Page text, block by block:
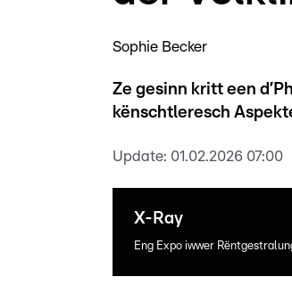
Sophie Becker
Ze gesinn kritt een
kënschtleresch
Update: 01.02.2026 07:00
X-Ray
Eng Expo iwwer